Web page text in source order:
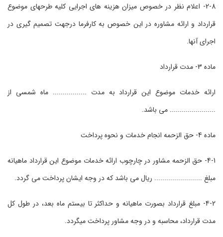
2-8- اعلام نظر در خصوص میزان هزینه های اجرایی کلیه طرحهای موضوع
قرارداد و ارائه مشاوره در این خصوص به کارفرما درجهت تصمیم گیری در
اجرای آنها.
ماده 3- مدت قرارداد
ارائه خدمات موضوع این قرارداد به مدت ................. ماه شمسی از
....................... می باشد.
ماده 4- حق الزحمه انجام خدمات و نحوه پرداخت
4-1- حق الزحمه مشاور در چارچوب ارائه خدمات موضوع این قرارداد ماهیانه
مبلغ ........................ ریال می باشد که در وجه ایشان پرداخت می گردد.
4-2- مبلغ قرارداد بصورت ماهیانه و حداکثر تا بیستم ماه بعد، در طول کل
مدت قرارداد، محاسبه و در وجه مشاور پرداخت میگردد.